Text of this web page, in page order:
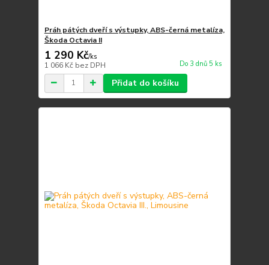
Práh pátých dveří s výstupky, ABS-černá metalíza,
Škoda Octavia II
1 290 Kč/ks
1 066 Kč bez DPH Do 3 dnů 5 ks
Přidat do košíku